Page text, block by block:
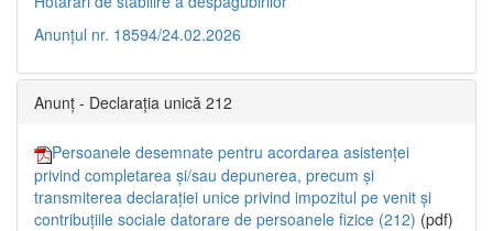
Anunțul nr. 18594/24.02.2026
Anunț - Declarația unică 212
Persoanele desemnate pentru acordarea asistenței
privind completarea și/sau depunerea, precum și
transmiterea declarației unice privind impozitul pe venit și
contribuțiile sociale datorare de persoanele fizice (212) (pdf)